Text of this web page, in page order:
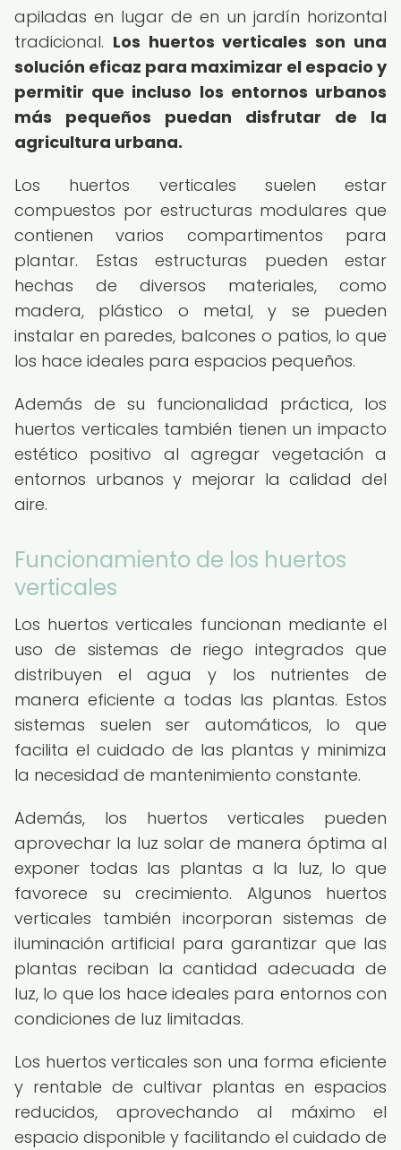
apiladas en lugar de en un jardín horizontal
tradicional. Los huertos verticales son una
solución eficaz para maximizar el espacio y
permitir que incluso los entornos urbanos
más pequeños puedan disfrutar de la
agricultura urbana.
Los huertos verticales suelen estar
compuestos por estructuras modulares que
contienen varios compartimentos para
plantar. Estas estructuras pueden estar
hechas de diversos materiales, como
madera, plástico o metal, y se pueden
instalar en paredes, balcones o patios, lo que
los hace ideales para espacios pequeños.
Además de su funcionalidad práctica, los
huertos verticales también tienen un impacto
estético positivo al agregar vegetación a
entornos urbanos y mejorar la calidad del
aire.
Funcionamiento de los huertos
verticales
Los huertos verticales funcionan mediante el
uso de sistemas de riego integrados que
distribuyen el agua y los nutrientes de
manera eficiente a todas las plantas. Estos
sistemas suelen ser automáticos, lo que
facilita el cuidado de las plantas y minimiza
la necesidad de mantenimiento constante.
Además, los huertos verticales pueden
aprovechar la luz solar de manera óptima al
exponer todas las plantas a la luz, lo que
favorece su crecimiento. Algunos huertos
verticales también incorporan sistemas de
iluminación artificial para garantizar que las
plantas reciban la cantidad adecuada de
luz, lo que los hace ideales para entornos con
condiciones de luz limitadas.
Los huertos verticales son una forma eficiente
y rentable de cultivar plantas en espacios
reducidos, aprovechando al máximo el
espacio disponible y facilitando el cuidado de